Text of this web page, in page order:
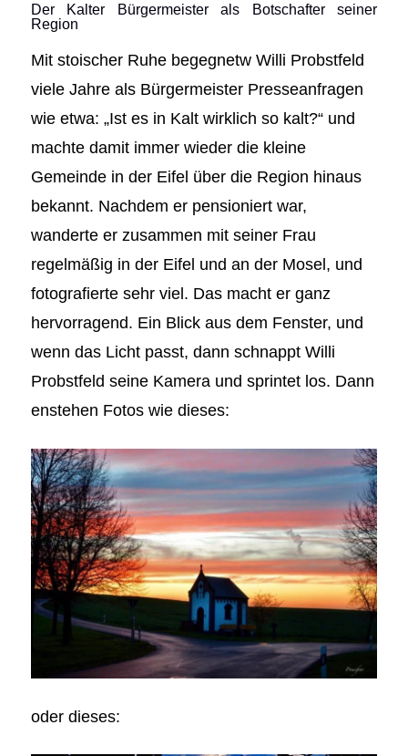
Der Kalter Bürgermeister als Botschafter seiner
Region
Mit stoischer Ruhe begegnetw Willi Probstfeld
viele Jahre als Bürgermeister Presseanfragen
wie etwa: „Ist es in Kalt wirklich so kalt?“ und
machte damit immer wieder die kleine
Gemeinde in der Eifel über die Region hinaus
bekannt. Nachdem er pensioniert war,
wanderte er zusammen mit seiner Frau
regelmäßig in der Eifel und an der Mosel, und
fotografierte sehr viel. Das macht er ganz
hervorragend. Ein Blick aus dem Fenster, und
wenn das Licht passt, dann schnappt Willi
Probstfeld seine Kamera und sprintet los. Dann
enstehen Fotos wie dieses:
oder dieses: